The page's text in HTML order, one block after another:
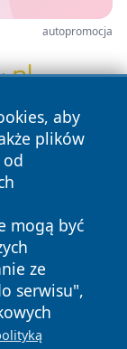
autopromocja
aby
plików
mogą być
ze
serwisu",
zastrzeżone.
Polityka
Cookies